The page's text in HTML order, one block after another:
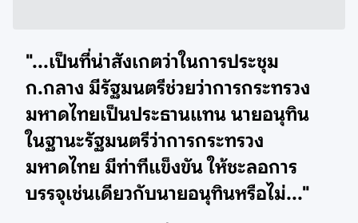
"...เป็นที่น่าสังเกตว่าในการประชุม
ก.กลาง มีรัฐมนตรีช่วยว่าการกระทรวง
มหาดไทยเป็นประธานแทน นายอนุทิน
ในฐานะรัฐมนตรีว่าการกระทรวง
มหาดไทย มีท่าทีแข็งขัน ให้ชะลอการ
บรรจุเช่นเดียวกับนายอนุทินหรือไม่..."